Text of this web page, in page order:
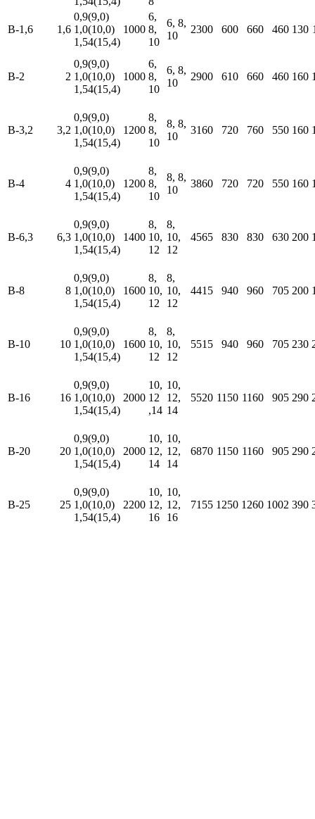
В-1,6 1,6
0,9(9,0)
1,0(10,0)
1,54(15,4)
1000
6,
8,
10
6, 8,
10
2300 600 660 460 130
В-2 2
0,9(9,0)
1,0(10,0)
1,54(15,4)
1000
6,
8,
10
6, 8,
10
2900 610 660 460 160
В-3,2 3,2
0,9(9,0)
1,0(10,0)
1,54(15,4)
1200
8,
8,
10
8, 8,
10
3160 720 760 550 160
В-4 4
0,9(9,0)
1,0(10,0)
1,54(15,4)
1200
8,
8,
10
8, 8,
10
3860 720 720 550 160
В-6,3 6,3
0,9(9,0)
1,0(10,0)
1,54(15,4)
1400
8,
10,
12
8,
10,
12
4565 830 830 630 200
В-8 8
0,9(9,0)
1,0(10,0)
1,54(15,4)
1600
8,
10,
12
8,
10,
12
4415 940 960 705 200
В-10 10
0,9(9,0)
1,0(10,0)
1,54(15,4)
1600
8,
10,
12
8,
10,
12
5515 940 960 705 230
В-16 16
0,9(9,0)
1,0(10,0)
1,54(15,4)
2000
10,
12
,14
10,
12,
14
5520 1150 1160 905 290
В-20 20
0,9(9,0)
1,0(10,0)
1,54(15,4)
2000
10,
12,
14
10,
12,
14
6870 1150 1160 905 290
В-25 25
0,9(9,0)
1,0(10,0)
1,54(15,4)
2200
10,
12,
16
10,
12,
16
7155 1250 1260 1002 390